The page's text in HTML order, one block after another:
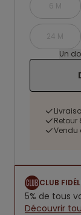
6 M
24 M
Un
Vendu
CLUB
5% de tous
Découvrir